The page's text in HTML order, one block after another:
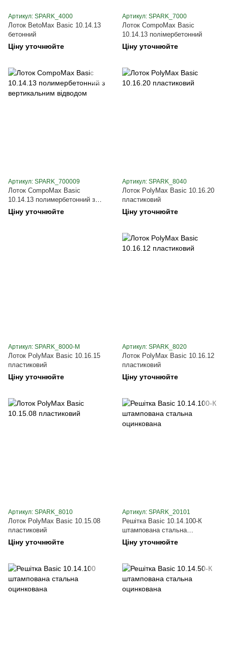
Артикул: SPARK_4000
Лоток BetoMax Basic 10.14.13
бетонний
Ціну уточнюйте
Артикул: SPARK_7000
Лоток CompoMax Basic
10.14.13 полімербетонний
Ціну уточнюйте
Артикул: SPARK_700009
Лоток CompoMax Basic
10.14.13 полимербетонний з
вертикальним відводом
Ціну уточнюйте
Артикул: SPARK_8040
Лоток PolyMax Basic 10.16.20
пластиковий
Ціну уточнюйте
Артикул: SPARK_8000-М
Лоток PolyMax Basic 10.16.15
пластиковий
Ціну уточнюйте
Артикул: SPARK_8020
Лоток PolyMax Basic 10.16.12
пластиковий
Ціну уточнюйте
Артикул: SPARK_8010
Лоток PolyMax Basic 10.15.08
пластиковий
Ціну уточнюйте
Артикул: SPARK_20101
Решітка Basic 10.14.100-К
штампована стальна
оцинкована
Ціну уточнюйте